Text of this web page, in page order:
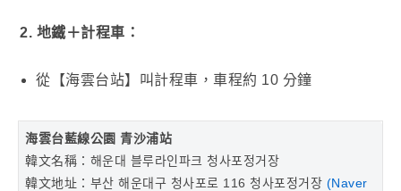
2. 地鐵＋計程車：
從【海雲台站】叫計程車，車程約 10 分鐘
海雲台藍線公園 青沙浦站
韓文名稱：해운대 블루라인파크 청사포정거장
韓文地址：부산 해운대구 청사포로 116 청사포정거장 (Naver